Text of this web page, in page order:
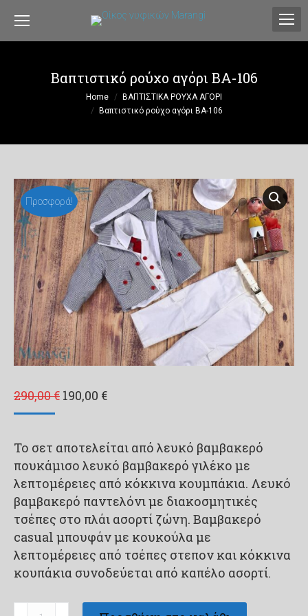
Βαπτιστικό ρούχο αγόρι ΒΑ-106
Home
ΒΑΠΤΙΣΤΙΚΑ ΡΟΥΧΑ ΑΓΟΡΙ
Βαπτιστικό ρούχο αγόρι ΒΑ-106
Προσφορά!
290,00€ Original
290,00 €.
190,00 €Η
είναι:
190,00 €.
Το σετ αποτελείται από λευκό βαμβακερό
πουκάμισο λευκό βαμβακερό γιλέκο με
λεπτομέρειες από κόκκινα κουμπάκια. Λευκό
βαμβακερό παντελόνι με διακοσμητικές
τσέπες στο πλάι ασορτί ζώνη. Βαμβακερό
casual μπουφάν με κουκούλα με
λεπτομέρειες από τσέπες στεπον και κόκκινα
κουπάκια συνοδεύεται από καπέλο ασορτί.